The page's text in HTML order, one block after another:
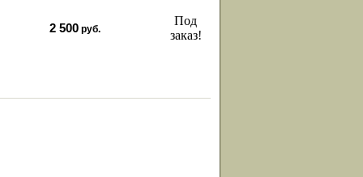
2 500 руб.
Под
заказ!